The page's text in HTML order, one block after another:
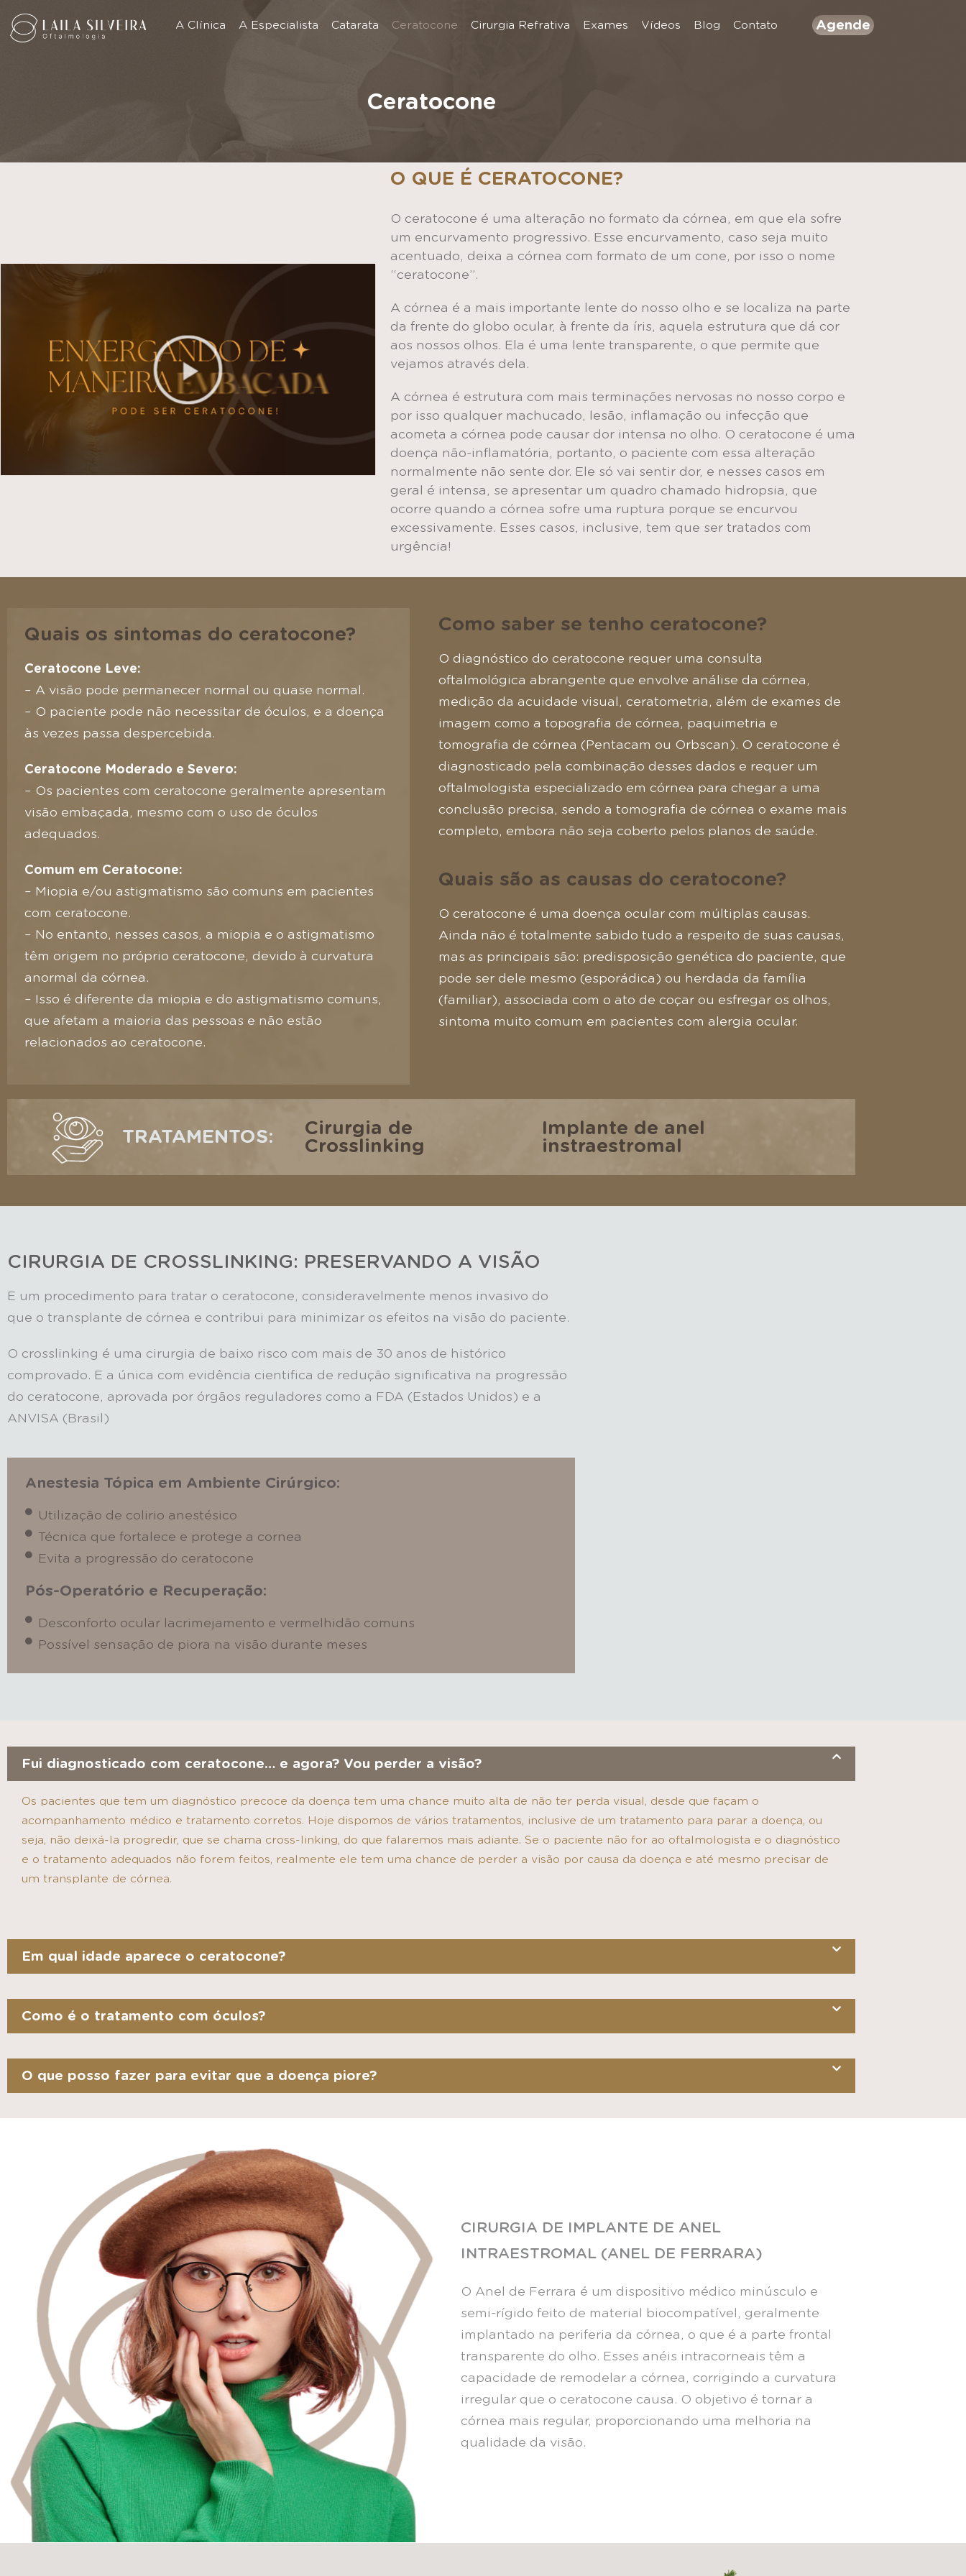
A Clínica A Especialista Catarata Ceratocone Cirurgia Refrativa Exames Vídeos Blog Contato Agende
Ceratocone
O QUE É CERATOCONE?
O ceratocone é uma alteração no formato da córnea, em que ela sofre
um encurvamento progressivo. Esse encurvamento, caso seja muito
acentuado, deixa a córnea com formato de um cone, por isso o nome
“ceratocone”.
A córnea é a mais importante lente do nosso olho e se localiza na parte
da frente do globo ocular, à frente da íris, aquela estrutura que dá cor
aos nossos olhos. Ela é uma lente transparente, o que permite que
vejamos através dela.
A córnea é estrutura com mais terminações nervosas no nosso corpo e
por isso qualquer machucado, lesão, inflamação ou infecção que
acometa a córnea pode causar dor intensa no olho. O ceratocone é uma
doença não-inflamatória, portanto, o paciente com essa alteração
normalmente não sente dor. Ele só vai sentir dor, e nesses casos em
geral é intensa, se apresentar um quadro chamado hidropsia, que
ocorre quando a córnea sofre uma ruptura porque se encurvou
excessivamente. Esses casos, inclusive, tem que ser tratados com
urgência!
Quais os sintomas do ceratocone?
Ceratocone Leve:
– A visão pode permanecer normal ou quase normal.
– O paciente pode não necessitar de óculos, e a doença
às vezes passa despercebida.
Ceratocone Moderado e Severo:
– Os pacientes com ceratocone geralmente apresentam
visão embaçada, mesmo com o uso de óculos
adequados.
Comum em Ceratocone:
– Miopia e/ou astigmatismo são comuns em pacientes
com ceratocone.
– No entanto, nesses casos, a miopia e o astigmatismo
têm origem no próprio ceratocone, devido à curvatura
anormal da córnea.
– Isso é diferente da miopia e do astigmatismo comuns,
que afetam a maioria das pessoas e não estão
relacionados ao ceratocone.
Como saber se tenho ceratocone?
O diagnóstico do ceratocone requer uma consulta
oftalmológica abrangente que envolve análise da córnea,
medição da acuidade visual, ceratometria, além de exames de
imagem como a topografia de córnea, paquimetria e
tomografia de córnea (Pentacam ou Orbscan). O ceratocone é
diagnosticado pela combinação desses dados e requer um
oftalmologista especializado em córnea para chegar a uma
conclusão precisa, sendo a tomografia de córnea o exame mais
completo, embora não seja coberto pelos planos de saúde.
Quais são as causas do ceratocone?
O ceratocone é uma doença ocular com múltiplas causas.
Ainda não é totalmente sabido tudo a respeito de suas causas,
mas as principais são: predisposição genética do paciente, que
pode ser dele mesmo (esporádica) ou herdada da família
(familiar), associada com o ato de coçar ou esfregar os olhos,
sintoma muito comum em pacientes com alergia ocular.
TRATAMENTOS:
Cirurgia de
Crosslinking
Implante de anel
instraestromal
CIRURGIA DE CROSSLINKING: PRESERVANDO A VISÃO
E um procedimento para tratar o ceratocone, consideravelmente menos invasivo do
que o transplante de córnea e contribui para minimizar os efeitos na visão do paciente.
O crosslinking é uma cirurgia de baixo risco com mais de 30 anos de histórico
comprovado. E a única com evidência cientifica de redução significativa na progressão
do ceratocone, aprovada por órgãos reguladores como a FDA (Estados Unidos) e a
ANVISA (Brasil)
Anestesia Tópica em Ambiente Cirúrgico:
Utilização de colirio anestésico
Técnica que fortalece e protege a cornea
Evita a progressão do ceratocone
Pós-Operatório e Recuperação:
Desconforto ocular lacrimejamento e vermelhidão comuns
Possível sensação de piora na visão durante meses
Fui diagnosticado com ceratocone… e agora? Vou perder a visão?
Os pacientes que tem um diagnóstico precoce da doença tem uma chance muito alta de não ter perda visual, desde que façam o
acompanhamento médico e tratamento corretos. Hoje dispomos de vários tratamentos, inclusive de um tratamento para parar a doença, ou
seja, não deixá-la progredir, que se chama cross-linking, do que falaremos mais adiante. Se o paciente não for ao oftalmologista e o diagnóstico
e o tratamento adequados não forem feitos, realmente ele tem uma chance de perder a visão por causa da doença e até mesmo precisar de
um transplante de córnea.
Em qual idade aparece o ceratocone?
Como é o tratamento com óculos?
O que posso fazer para evitar que a doença piore?
CIRURGIA DE IMPLANTE DE ANEL
INTRAESTROMAL (ANEL DE FERRARA)
O Anel de Ferrara é um dispositivo médico minúsculo e
semi-rígido feito de material biocompatível, geralmente
implantado na periferia da córnea, o que é a parte frontal
transparente do olho. Esses anéis intracorneais têm a
capacidade de remodelar a córnea, corrigindo a curvatura
irregular que o ceratocone causa. O objetivo é tornar a
córnea mais regular, proporcionando uma melhoria na
qualidade da visão.